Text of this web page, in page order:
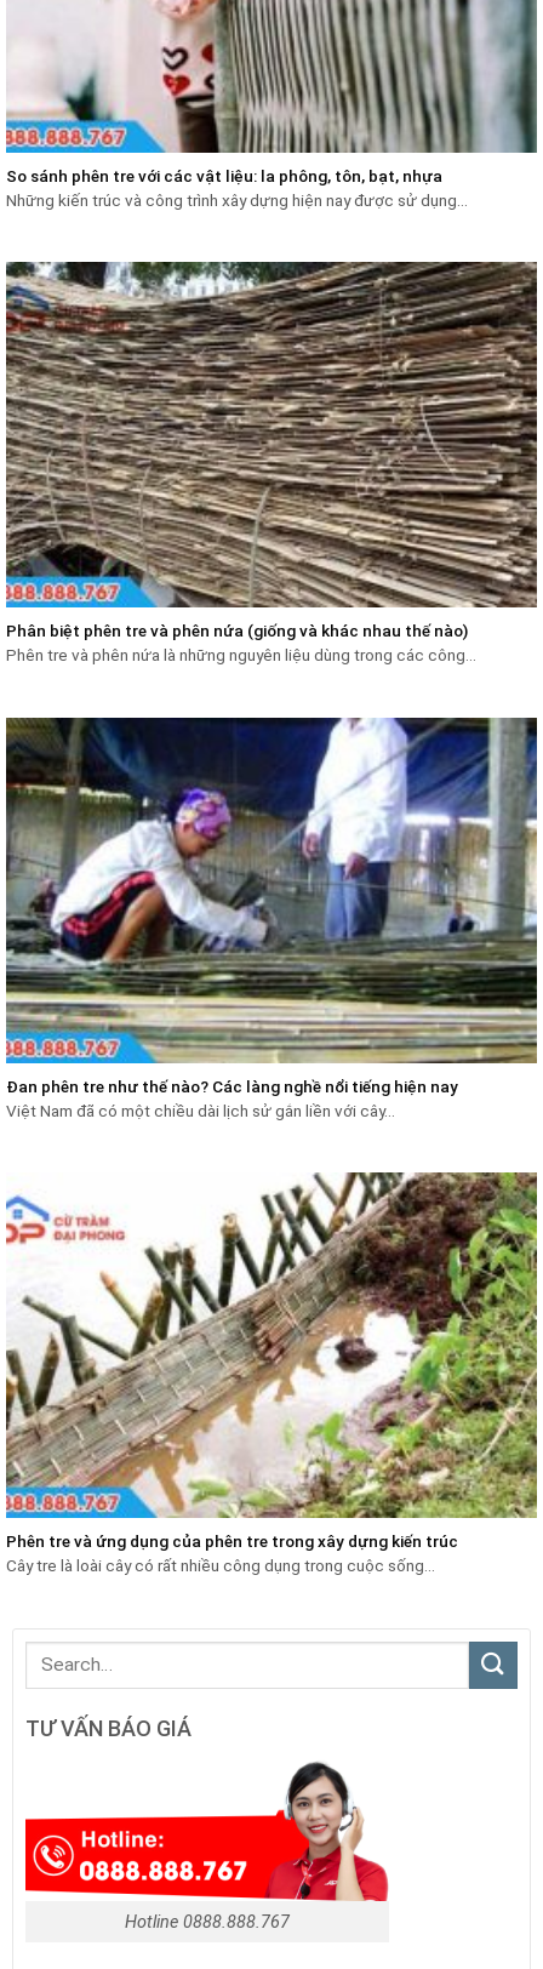
So sánh phên tre với các vật liệu: la phông, tôn, bạt, nhựa
Những kiến trúc và công trình xây dựng hiện nay được sử dụng...
Phân biệt phên tre và phên nứa (giống và khác nhau thế nào)
Phên tre và phên nứa là những nguyên liệu dùng trong các công...
Đan phên tre như thế nào? Các làng nghề nổi tiếng hiện nay
Việt Nam đã có một chiều dài lịch sử gắn liền với cây...
Phên tre và ứng dụng của phên tre trong xây dựng kiến trúc
Cây tre là loài cây có rất nhiều công dụng trong cuộc sống...
TƯ VẤN BÁO GIÁ
Hotline 0888.888.767